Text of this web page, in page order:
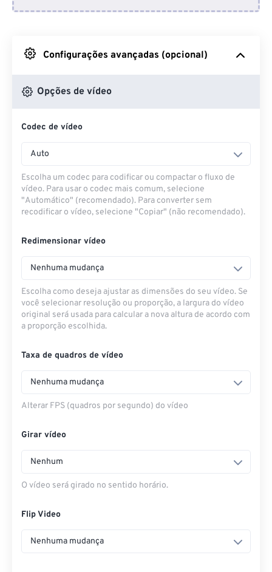
Do Google Drive
Do OneDrive
Configurações avançadas (opcional)
Opções de vídeo
Codec de vídeo
Auto
Escolha um codec para codificar ou compactar o fluxo de
vídeo. Para usar o codec mais comum, selecione
"Automático" (recomendado). Para converter sem
recodificar o vídeo, selecione "Copiar" (não recomendado).
Redimensionar vídeo
Nenhuma mudança
Escolha como deseja ajustar as dimensões do seu vídeo. Se
você selecionar resolução ou proporção, a largura do vídeo
original será usada para calcular a nova altura de acordo com
a proporção escolhida.
Taxa de quadros de vídeo
Nenhuma mudança
Alterar FPS (quadros por segundo) do vídeo
Girar vídeo
Nenhum
O vídeo será girado no sentido horário.
Flip Video
Nenhuma mudança